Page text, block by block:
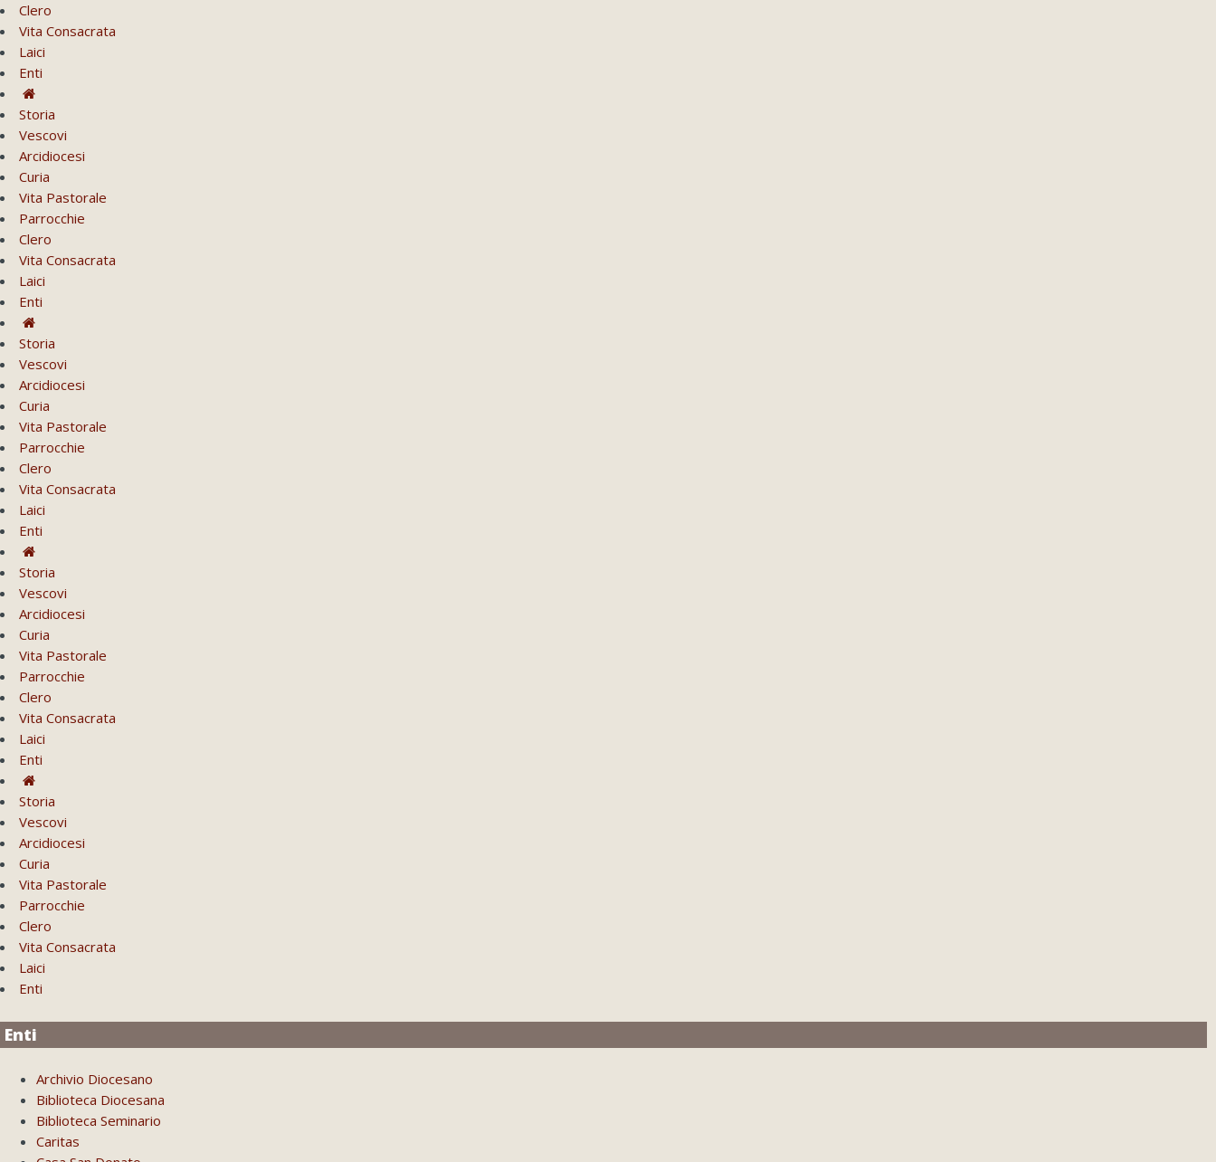
Clero
Vita Consacrata
Laici
Enti
Storia
Vescovi
Arcidiocesi
Curia
Vita Pastorale
Parrocchie
Clero
Vita Consacrata
Laici
Enti
Storia
Vescovi
Arcidiocesi
Curia
Vita Pastorale
Parrocchie
Clero
Vita Consacrata
Laici
Enti
Storia
Vescovi
Arcidiocesi
Curia
Vita Pastorale
Parrocchie
Clero
Vita Consacrata
Laici
Enti
Storia
Vescovi
Arcidiocesi
Curia
Vita Pastorale
Parrocchie
Clero
Vita Consacrata
Laici
Enti
Enti
Archivio Diocesano
Biblioteca Diocesana
Biblioteca Seminario
Caritas